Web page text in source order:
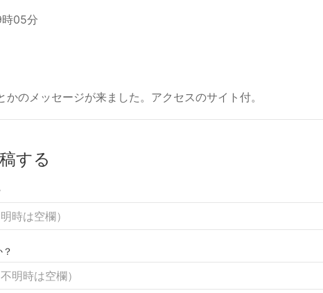
05分
かのメッセージが来ました。アクセスのサイト付。
する